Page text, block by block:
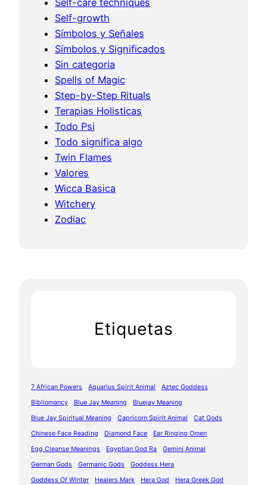
Self-care techniques
Self-growth
Símbolos y Señales
Símbolos y Significados
Sin categoria
Spells of Magic
Step-by-Step Rituals
Terapias Holisticas
Todo Psi
Todo significa algo
Twin Flames
Valores
Wicca Basica
Witchery
Zodiac
Etiquetas
7 African Powers Aquarius Spirit Animal
Aztec Goddess
Bibliomancy
Blue Jay Meaning
Bluejay Meaning
Blue Jay Spiritual Meaning
Capricorn Spirit Animal
Cat Gods
Chinese Face Reading
Diamond Face
Ear Ringing Omen
Egg Cleanse Meanings
Egyptian God Ra
Gemini Animal
German Gods
Germanic Gods
Goddess Hera
Goddess Of Winter
Healers Mark Hera God
Hera Greek God